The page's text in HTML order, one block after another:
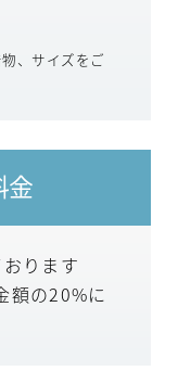
、サイズをご
金
ります
額の20%に